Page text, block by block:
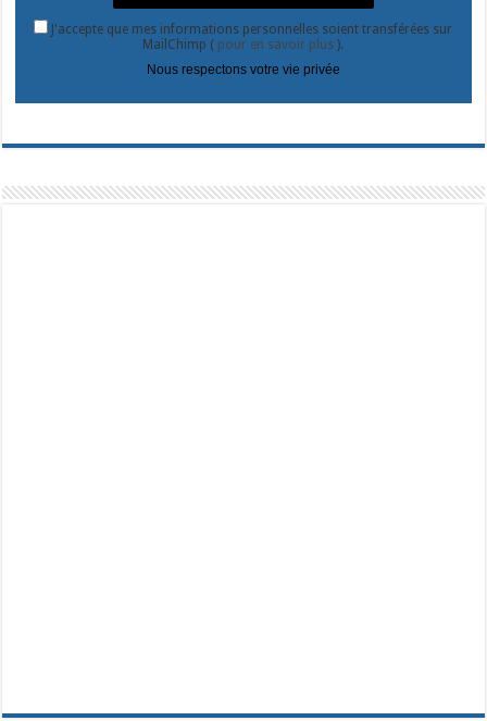
J'accepte que mes informations personnelles soient transférées sur
MailChimp ( pour en savoir plus).
Nous respectons votre vie privée